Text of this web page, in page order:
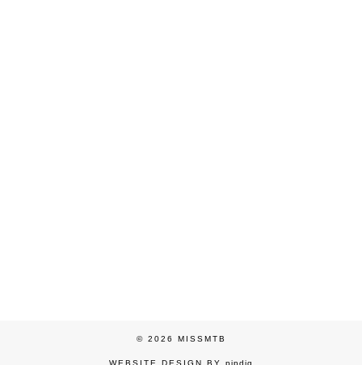
© 2026 MISSMTB
WEBSITE DESIGN BY pipdig